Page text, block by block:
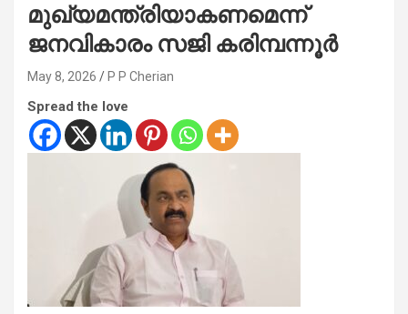
മുഖ്യമന്ത്രിയാകണമെന്ന്
ജനവികാരം സജി കരിമ്പന്നൂർ
May 8, 2026 P P Cherian
Spread the love